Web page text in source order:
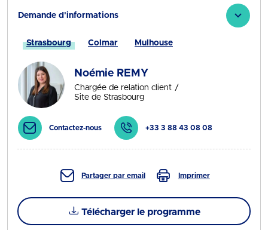
Demande d'informations
Strasbourg Colmar Mulhouse
Noémie REMY
Chargée de relation client
Site de Strasbourg
Contactez-nous +33 3 88 43 08 08
Partager par email Imprimer
Télécharger le programme